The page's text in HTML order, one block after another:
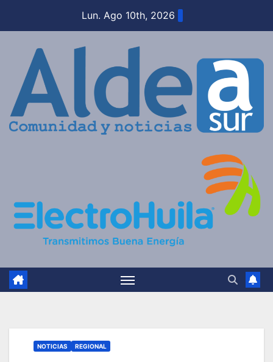
contenido
Lun. Ago 10th, 2026
NOTICIAS REGIONAL